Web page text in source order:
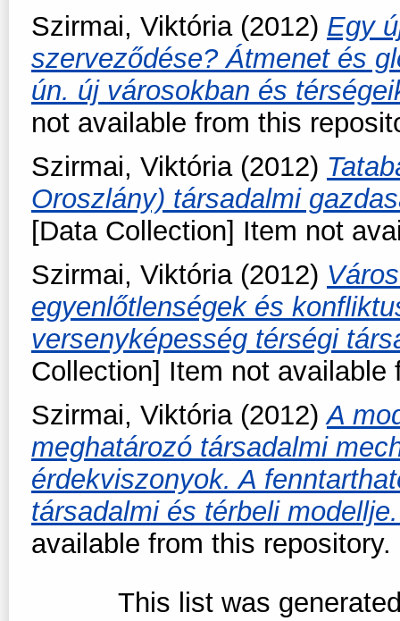
Szirmai, Viktória(2012) Egy
szerveződése? Átmenet és
ún. új városokban és
not available from this
Szirmai, Viktória(2012)
Oroszlány) társadalmi
[Data Collection] Item not
Szirmai, Viktória(2012)
egyenlőtlenségek és
versenyképesség térségi
Collection] Item not available
Szirmai, Viktória(2012)A
meghatározó társadalmi
érdekviszonyok. A
társadalmi és térbeli
available from this repository.
This list was